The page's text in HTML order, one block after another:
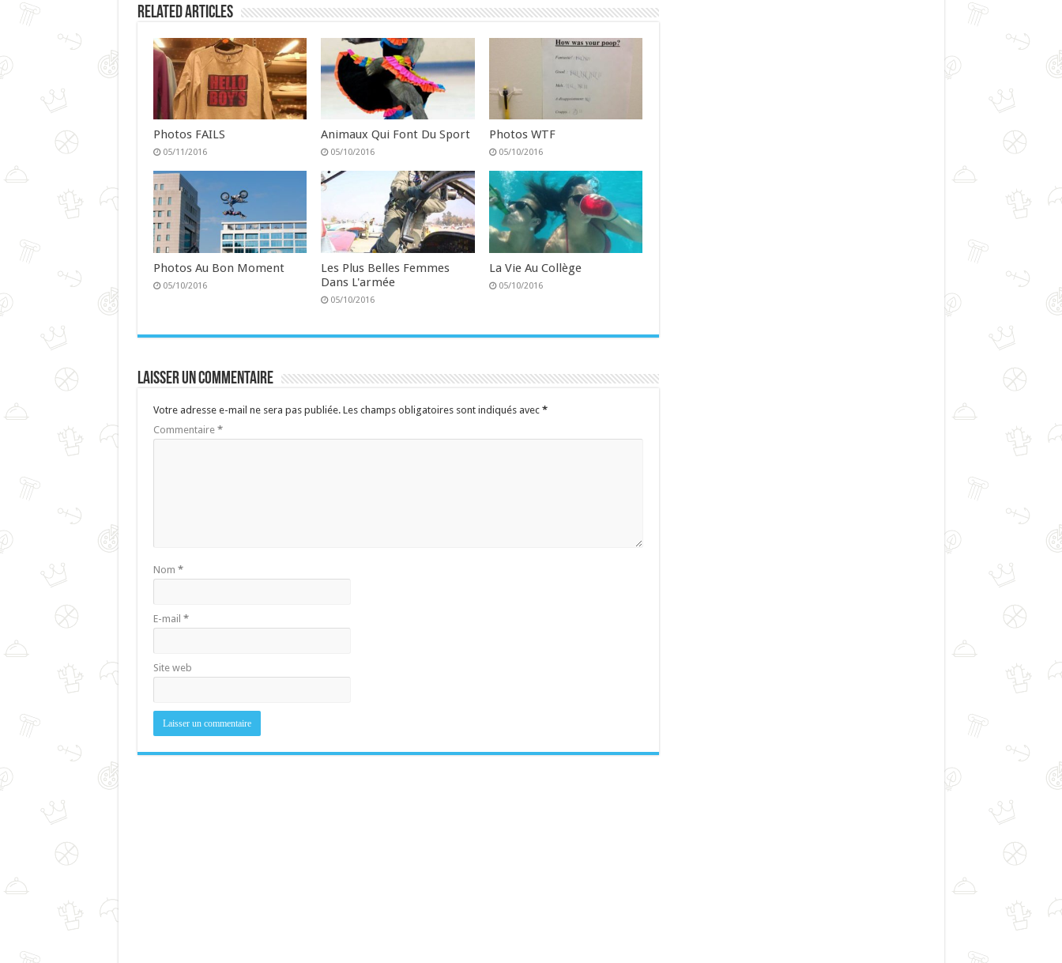
Related Articles
Photos FAILS
05/11/2016
Animaux Qui Font Du Sport
05/10/2016
Photos WTF
05/10/2016
Photos Au Bon Moment
05/10/2016
Les Plus Belles Femmes
Dans L'armée
05/10/2016
La Vie Au Collège
05/10/2016
Laisser un commentaire
Votre adresse e-mail ne sera pas publiée. Les champs obligatoires sont indiqués avec *
Commentaire *
Nom *
E-mail *
Site web